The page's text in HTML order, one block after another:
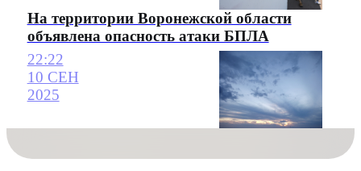
На территории Воронежской области
объявлена опасность атаки БПЛА
22:22
10 СЕН
2025